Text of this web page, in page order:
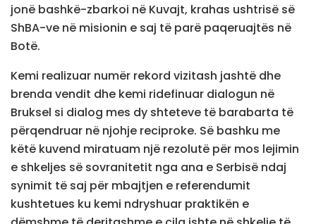
jonë bashkë-zbarkoi në Kuvajt, krahas ushtrisë së
ShBA-ve në misionin e saj të parë paqeruajtës në
Botë.
Kemi realizuar numër rekord vizitash jashtë dhe
brenda vendit dhe kemi ridefinuar dialogun në
Bruksel si dialog mes dy shteteve të barabarta të
përqendruar në njohje reciproke. Së bashku me
këtë kuvend miratuam një rezolutë për mos lejimin
e shkeljes së sovranitetit nga ana e Serbisë ndaj
synimit të saj për mbajtjen e referendumit
kushtetues ku kemi ndryshuar praktikën e